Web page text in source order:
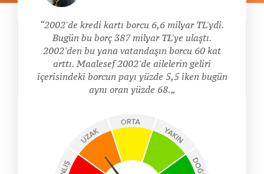
2002'de kredi kartı borcu 6,6 milyar TL'ydi.
Bugün bu borç 387 milyar TL'ye ulaştı.
2002'den bu yana vatandaşın borcu 60 kat
arttı. Maalesef 2002'de ailelerin geliri
içerisindeki borcun payı yüzde 5,5 iken bugün
aynı oran yüzde 68.